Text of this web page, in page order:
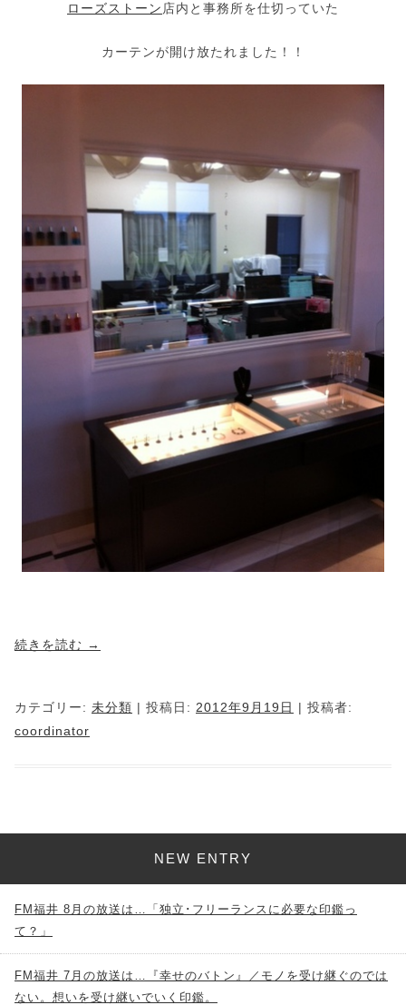
ローズストーン店内と事務所を仕切っていた
カーテンが開け放たれました！！
続きを読む →
カテゴリー: 未分類 | 投稿日: 2012年9月19日 | 投稿者:
coordinator
NEW ENTRY
FM福井 8月の放送は…「独立･フリーランスに必要な印鑑っ
て？」
FM福井 7月の放送は…『幸せのバトン』／モノを受け継ぐのでは
ない。想いを受け継いでいく印鑑。